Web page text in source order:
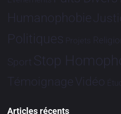
Humanophobie
Politiques Projets
Sport Stop
TémoignageVidéo
Articles récents